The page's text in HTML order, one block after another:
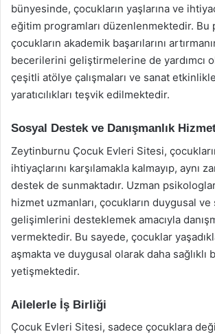
bünyesinde, çocukların yaşlarına ve
eğitim programları düzenlenmektedir. Bu
çocukların akademik başarılarını
becerilerini geliştirmelerine de yardımcı
çeşitli atölye çalışmaları ve sanat
yaratıcılıkları teşvik edilmektedir.
Sosyal Destek ve Danışmanlık
Zeytinburnu Çocuk Evleri Sitesi,
ihtiyaçlarını karşılamakla kalmayıp, aynı
destek de sunmaktadır. Uzman
hizmet uzmanları, çocukların duygusal ve
gelişimlerini desteklemek amacıyla
vermektedir. Bu sayede, çocuklar
aşmakta ve duygusal olarak daha sağlıklı
yetişmektedir.
Ailelerle İş Birliği
Çocuk Evleri Sitesi, sadece çocuklara